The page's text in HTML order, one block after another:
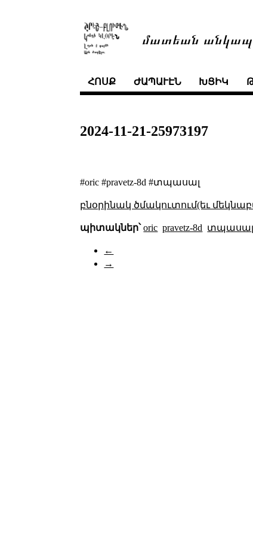
մատեան
ՀՈՍՔ ԺԱՊԱՒԷՆ ԽՑԻԿ
2024-11-21-25973197
#oric #pravetz-8d #տպասալ
բնօրինակ ծմակուտում(եւ
պիտակներ՝ oric pravetz-8d տպասալ
←
→